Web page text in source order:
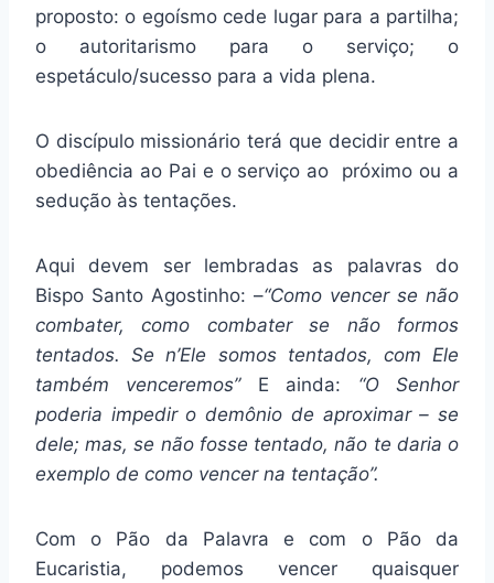
proposto: o egoísmo cede lugar para a partilha;
o autoritarismo para o serviço; o
espetáculo/sucesso para a vida plena.
O discípulo missionário terá que decidir entre a
obediência ao Pai e o serviço ao próximo ou a
sedução às tentações.
Aqui devem ser lembradas as palavras do
Bispo Santo Agostinho: –“Como vencer se não
combater, como combater se não formos
tentados. Se n’Ele somos tentados, com Ele
também venceremos” E ainda: “O Senhor
poderia impedir o demônio de aproximar – se
dele; mas, se não fosse tentado, não te daria o
exemplo de como vencer na tentação”.
Com o Pão da Palavra e com o Pão da
Eucaristia, podemos vencer quaisquer